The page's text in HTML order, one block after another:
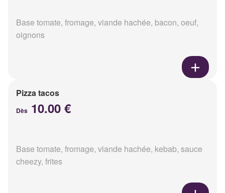
Base tomate, fromage, viande hachée, bacon, oeuf,
oignons
Pizza tacos
Dès 10.00 €
Base tomate, fromage, viande hachée, kebab, sauce
cheezy, frites